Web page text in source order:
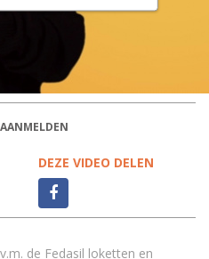
AANMELDEN
DEZE VIDEO DELEN
de Fedasil loketten en